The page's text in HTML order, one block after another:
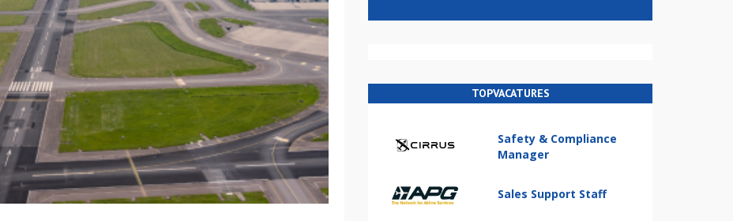
TOPVACATURES
Safety & Compliance
Manager
Sales Support Staff